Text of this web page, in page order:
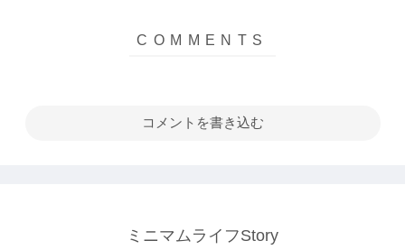
コメントを書き込む
ミニマムライフStory